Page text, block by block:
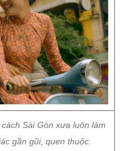
Sài Gòn xưa luôn làm
gần gũi, quen thuộc.